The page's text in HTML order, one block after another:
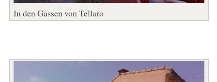
In den Gassen von Tellaro